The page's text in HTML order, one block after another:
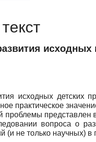
исходных детских
практическое
представлен
вопроса о
(и не только научных)